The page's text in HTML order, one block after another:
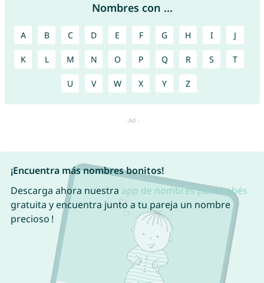
Nombres con ...
A B C D E F G H I J
K L M N O P Q R S T
U V W X Y Z
¡Encuentra más nombres bonitos!
Descarga ahora nuestra app de nombres para bebés
gratuita y encuentra junto a tu pareja un nombre
precioso !